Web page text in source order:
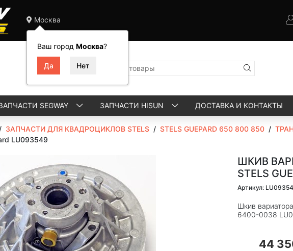
Москва
Ваш город Москва?
SEGWAY ЗАПЧАСТИ HISUN ДОСТАВКА И КОНТАКТЫ
ЗАПЧАСТИ ДЛЯ КВАДРОЦИКЛОВ STELS / STELS GUEPARD 650 800 850 /
LU093549
ШКИВ
STELS
Артикул:
Шкив
6400-0038
44